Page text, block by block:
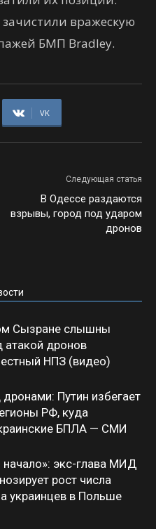
вражескую
БМП Bradleу.
VK
Следующая статья
В Одессе раздаются
взрывы, город под ударом
дронов
Сызране слышны
атакой дронов
НПЗ (видео)
дронами: Путин избегает
РФ, куда
БПЛА — СМИ
начало»: экс-глава МИД
рост числа
украинцев в Польше